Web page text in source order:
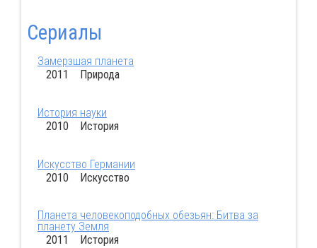
Сериалы
Замерзшая планета
2011 Природа
История науки
2010 История
Искусство Германии
2010 Искусство
Планета человекоподобных обезьян: Битва за
планету Земля
2011 История